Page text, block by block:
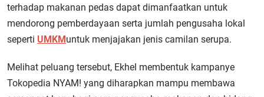
terhadap makanan pedas dapat dimanfaatkan untuk
mendorong pemberdayaan serta jumlah pengusaha lokal
seperti UMKMuntuk menjajakan jenis camilan serupa.
Melihat peluang tersebut, Ekhel membentuk kampanye
Tokopedia NYAM! yang diharapkan mampu membawa